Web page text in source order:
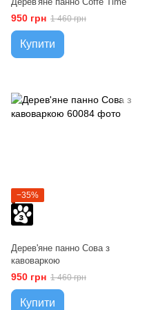
950 грн 1 460 грн
Купити
−35%
Дерев'яне панно Сова з
кавоваркою
950 грн 1 460 грн
Купити